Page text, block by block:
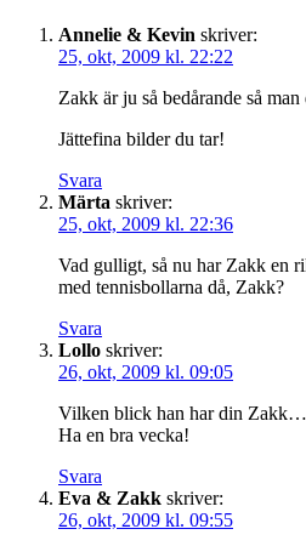
Annelie & Kevin skriver:
25, okt, 2009 kl. 22:22
Zakk är ju så bedårande så man
Jättefina bilder du tar!
Svara
Märta skriver:
25, okt, 2009 kl. 22:36
Vad gulligt, så nu har Zakk en
med tennisbollarna då, Zakk?
Svara
Lollo skriver:
26, okt, 2009 kl. 09:05
Vilken blick han har din
Ha en bra vecka!
Svara
Eva & Zakk skriver:
26, okt, 2009 kl. 09:55